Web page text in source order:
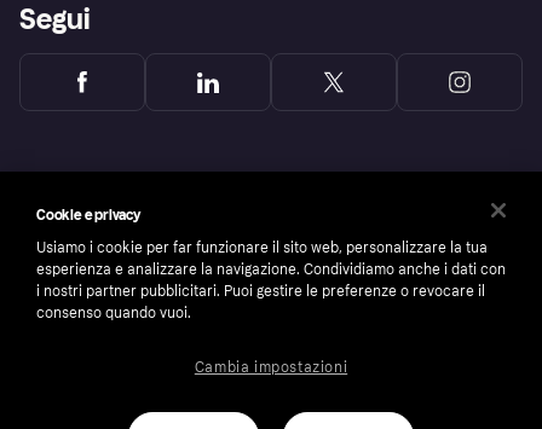
Segui
number: 556737-0431
Cookie e privacy
Usiamo i cookie per far funzionare il sito web, personalizzare la tua
esperienza e analizzare la navigazione. Condividiamo anche i dati con
i nostri partner pubblicitari. Puoi gestire le preferenze o revocare il
consenso quando vuoi.
Cambia impostazioni